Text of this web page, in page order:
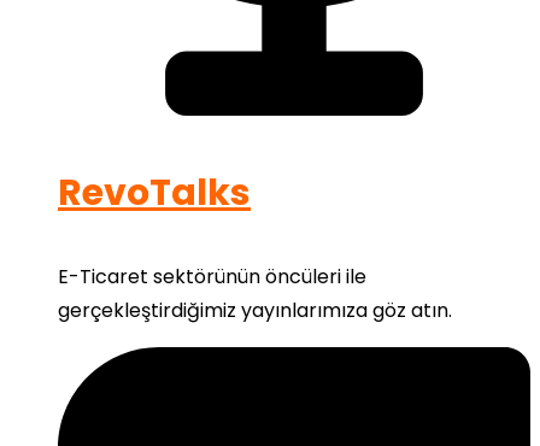
RevoTalks
E-Ticaret sektörünün öncüleri ile
gerçekleştirdiğimiz yayınlarımıza göz atın.